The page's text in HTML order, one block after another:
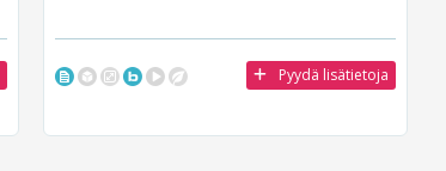
Pyydä lisätietoja